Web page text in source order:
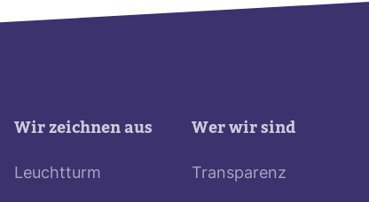
Wir zeichnen aus
Leuchtturm
Wer wir sind
Transparenz